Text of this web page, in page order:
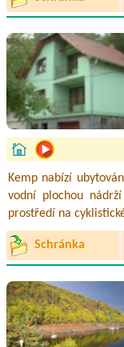
Kemp nabízí
vodní plochou
prostředí na
Schránka